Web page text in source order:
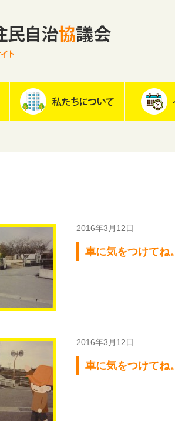
2016年3月12日
車に気をつけてね。
2016年3月12日
車に気をつけてね。